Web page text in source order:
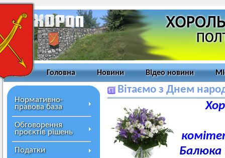
Головна Новини Відео новини
Нормативно-
правова база
Обговорення
проєктів рішень
Податки
Вітаємо з Днем
Балюка